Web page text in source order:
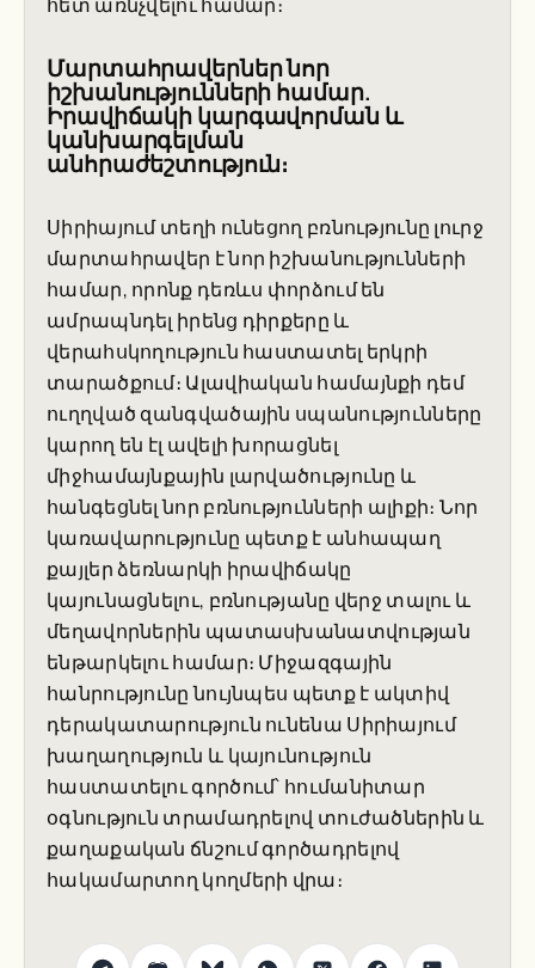
Մարտահրավերներ նոր
իշխանությունների համար.
Իրավիճակի կարգավորման և
կանխարգելման
անհրաժեշտություն։
Սիրիայում տեղի ունեցող բռնությունը լուրջ
մարտահրավեր է նոր իշխանությունների
համար, որոնք դեռևս փորձում են
ամրապնդել իրենց դիրքերը և
վերահսկողություն հաստատել երկրի
տարածքում։ Ալավիական համայնքի դեմ
ուղղված զանգվածային սպանությունները
կարող են էլ ավելի խորացնել
միջհամայնքային լարվածությունը և
հանգեցնել նոր բռնությունների ալիքի։ Նոր
կառավարությունը պետք է անհապաղ
քայլեր ձեռնարկի իրավիճակը
կայունացնելու, բռնությանը վերջ տալու և
մեղավորներին պատասխանատվության
ենթարկելու համար։ Միջազգային
հանրությունը նույնպես պետք է ակտիվ
դերակատարություն ունենա Սիրիայում
խաղաղություն և կայունություն
հաստատելու գործում՝ հումանիտար
օգնություն տրամադրելով տուժածներին և
քաղաքական ճնշում գործադրելով
հակամարտող կողմերի վրա։